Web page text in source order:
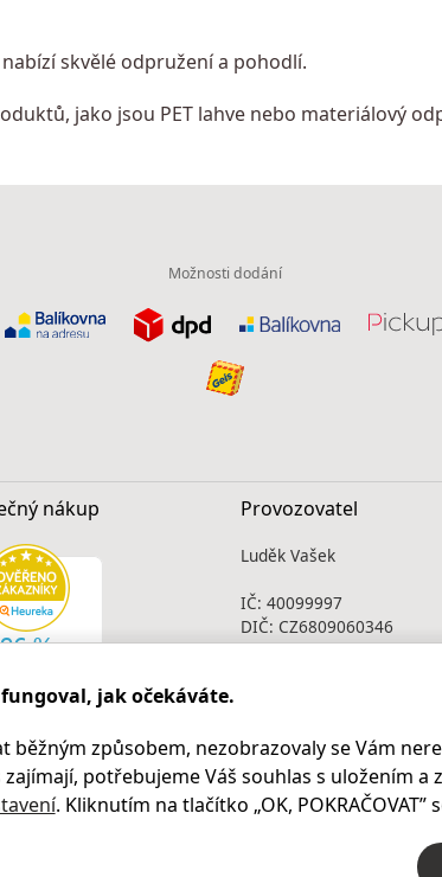
skvělé odpružení a pohodlí.
jako jsou PET lahve nebo materiálový
Možnosti dodání
nákup Provozovatel
Luděk Vašek
IČ: 40099997
DIČ: CZ6809060346
Kontakty
Kariéra
jak očekáváte.
běžným způsobem, nezobrazovaly se Vám
potřebujeme Váš souhlas s uložením a
. Kliknutím na tlačítko „OK, POKRAČOVAT”